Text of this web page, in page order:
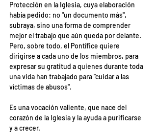
Protección en la Iglesia, cuya elaboración
había pedido: no "un documento más",
subraya, sino una forma de comprender
mejor el trabajo que aún queda por delante.
Pero, sobre todo, el Pontífice quiere
dirigirse a cada uno de los miembros, para
expresar su gratitud a quienes durante toda
una vida han trabajado para "cuidar a las
víctimas de abusos".
Es una vocación valiente, que nace del
corazón de la Iglesia y la ayuda a purificarse
y a crecer.